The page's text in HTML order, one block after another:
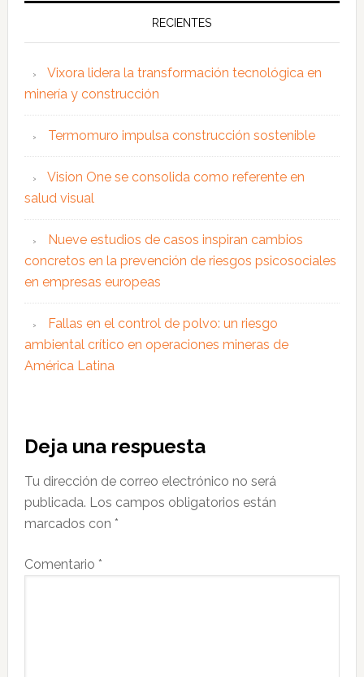
RECIENTES
Vixora lidera la transformación tecnológica en
minería y construcción
Termomuro impulsa construcción sostenible
Vision One se consolida como referente en
salud visual
Nueve estudios de casos inspiran cambios
concretos en la prevención de riesgos psicosociales
en empresas europeas
Fallas en el control de polvo: un riesgo
ambiental crítico en operaciones mineras de
América Latina
Interacciones
con
los
lectores
Deja una respuesta
Tu dirección de correo electrónico no será
publicada. Los campos obligatorios están
marcados con *
Comentario *